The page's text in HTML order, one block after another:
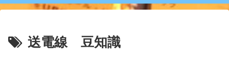
送電線 豆知識